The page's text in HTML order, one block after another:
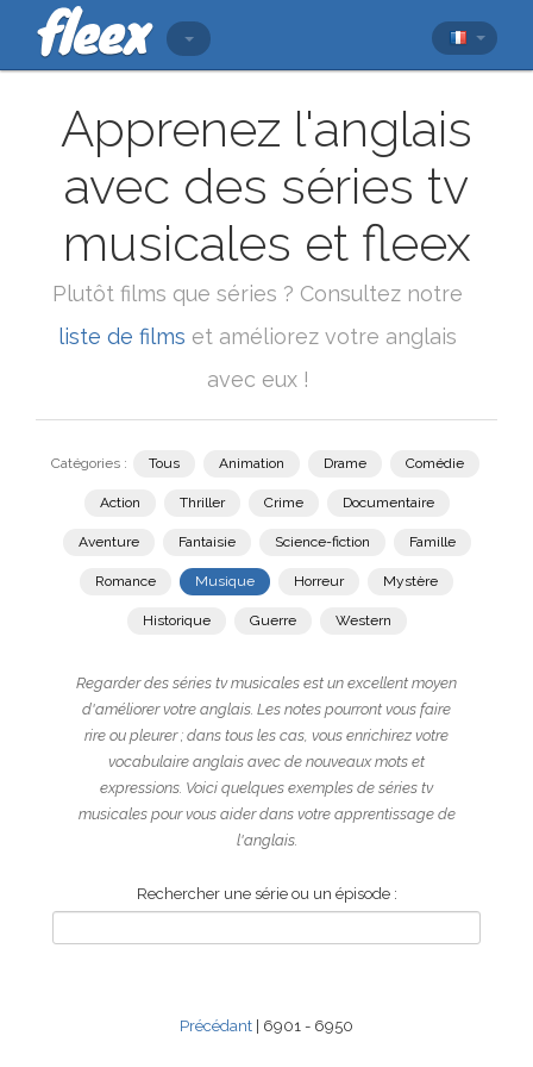
Apprenez l'anglais
avec des séries tv
musicales et fleex
Plutôt films que séries ? Consultez notre
liste de films et améliorez votre anglais
avec eux !
Catégories : Tous Animation Drame Comédie
Action Thriller Crime Documentaire
Aventure Fantaisie Science-fiction Famille
Romance Musique Horreur Mystère
Historique Guerre Western
Regarder des séries tv musicales est un excellent moyen
d'améliorer votre anglais. Les notes pourront vous faire
rire ou pleurer ; dans tous les cas, vous enrichirez votre
vocabulaire anglais avec de nouveaux mots et
expressions. Voici quelques exemples de séries tv
musicales pour vous aider dans votre apprentissage de
l'anglais.
Rechercher une série ou un épisode :
Précédant | 6901 - 6950